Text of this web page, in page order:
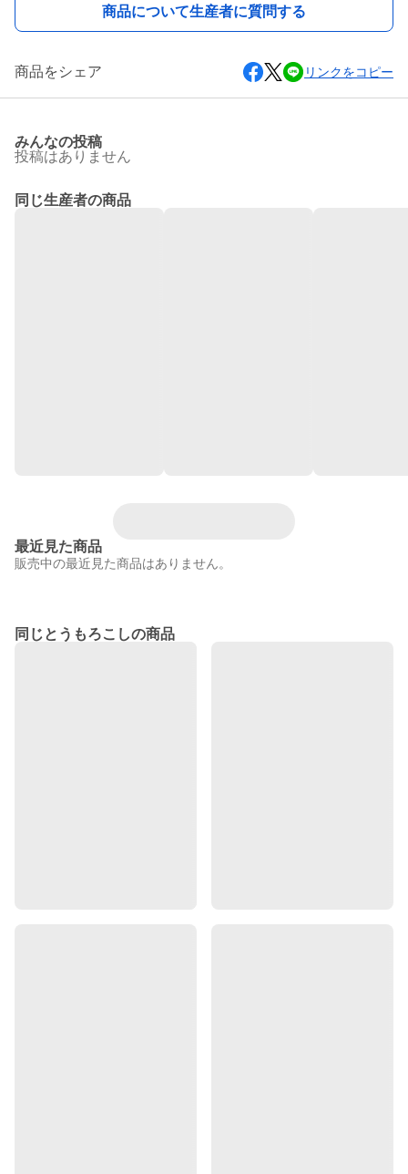
商品について生産者に質問する
商品をシェア リンクをコピー
みんなの投稿
投稿はありません
同じ生産者の商品
最近見た商品
販売中の最近見た商品はありません。
同じとうもろこしの商品